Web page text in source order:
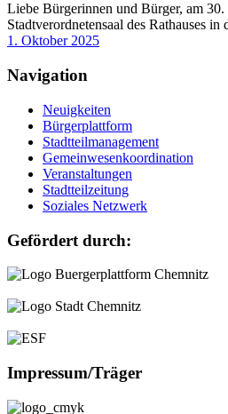
Liebe Bürgerinnen und Bürger, am
Stadtverordnetensaal des Rathauses
1. Oktober 2025
Navigation
Neuigkeiten
Bürgerplattform
Stadtteilmanagement
Gemeinwesenkoordination
Veranstaltungen
Stadtteilzeitung
Soziales Netzwerk
Gefördert durch:
Impressum/Träger